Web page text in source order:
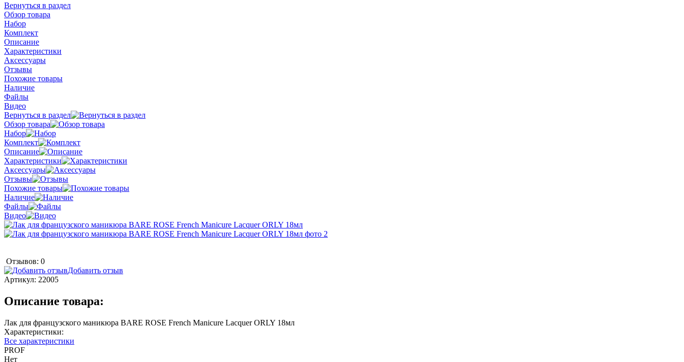
Вернуться в раздел
Обзор товара
Набор
Комплект
Описание
Характеристики
Аксессуары
Отзывы
Похожие товары
Наличие
Файлы
Видео
Вернуться в раздел
Обзор товара
Набор
Комплект
Описание
Характеристики
Аксессуары
Отзывы
Похожие товары
Наличие
Файлы
Видео
Отзывов: 0
Добавить отзыв
Артикул: 22005
Описание товара:
Лак для французского маникюра BARE ROSE French Manicure Lacquer ORLY 18мл
Характеристики:
Все характеристики
PROF
Нет